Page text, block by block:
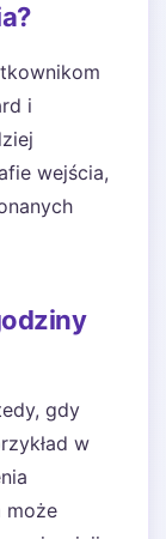
i
wejścia,
gdy
w
może